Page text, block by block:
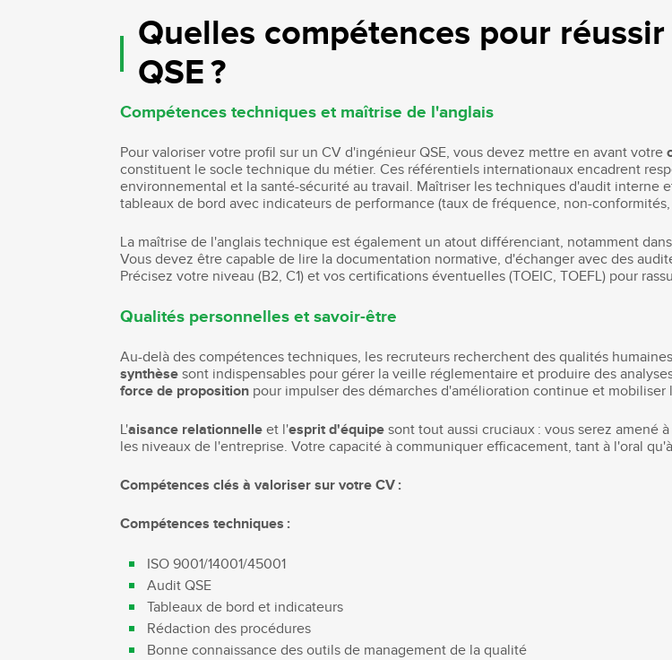
Quelles compétences pour
QSE ?
Compétences techniques et maîtrise de l'anglais
Pour valoriser votre profil sur un CV d'ingénieur QSE, vous devez mettre en avant votre
constituent le socle technique du métier. Ces référentiels internationaux encadrent
environnemental et la santé-sécurité au travail. Maîtriser les techniques d'audit
tableaux de bord avec indicateurs de performance (taux de fréquence, non-
La maîtrise de l'anglais technique est également un atout différenciant, notamment
Vous devez être capable de lire la documentation normative, d'échanger avec des
Précisez votre niveau (B2, C1) et vos certifications éventuelles (TOEIC, TOEFL) pour
Qualités personnelles et savoir-être
Au-delà des compétences techniques, les recruteurs recherchent des qualités
synthèse sont indispensables pour gérer la veille réglementaire et produire des
force de proposition pour impulser des démarches d'amélioration continue et mobiliser
L'aisance relationnelle et l'esprit d'équipe sont tout aussi cruciaux : vous serez amené
les niveaux de l'entreprise. Votre capacité à communiquer efficacement, tant à l'oral
Compétences clés à valoriser sur votre CV :
Compétences techniques :
ISO 9001/14001/45001
Audit QSE
Tableaux de bord et indicateurs
Rédaction des procédures
Bonne connaissance des outils de management de la qualité